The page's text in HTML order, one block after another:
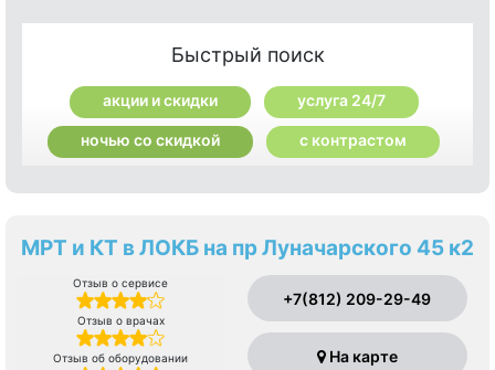
Быстрый поиск
акции и скидки услуга 24/7
ночью со скидкой с контрастом
МРТ и КТ в ЛОКБ на пр Луначарского 45 к2
Отзыв о сервисе
Отзыв о врачах
Отзыв об оборудовании
+7(812) 209-29-49
На карте